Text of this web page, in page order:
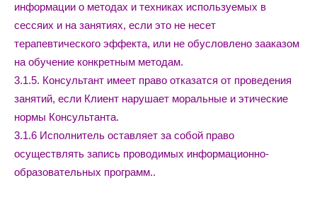
информации о методах и техниках используемых в
сессяих и на занятиях, если это не несет
терапевтического эффекта, или не обусловлено зааказом
на обучение конкретным методам.
3.1.5. Консультант имеет право отказатся от проведения
занятий, если Клиент нарушает моральные и этические
нормы Консультанта.
3.1.6 Исполнитель оставляет за собой право
осуществлять запись проводимых информационно-
образовательных программ..